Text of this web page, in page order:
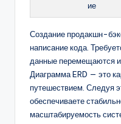
ие
Создание продакшн-
написание кода.
данные перемещаются и
Диаграмма ERD — это
путешествием. Следуя
обеспечиваете
масштабируемость